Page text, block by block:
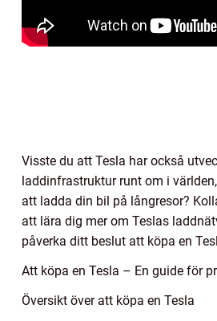
Visste du att Tesla har också
laddinfrastruktur runt om i
att ladda din bil på långresor?
att lära dig mer om Teslas
påverka ditt beslut att köpa en
Att köpa en Tesla – En guide för
Översikt över att köpa en Tesla